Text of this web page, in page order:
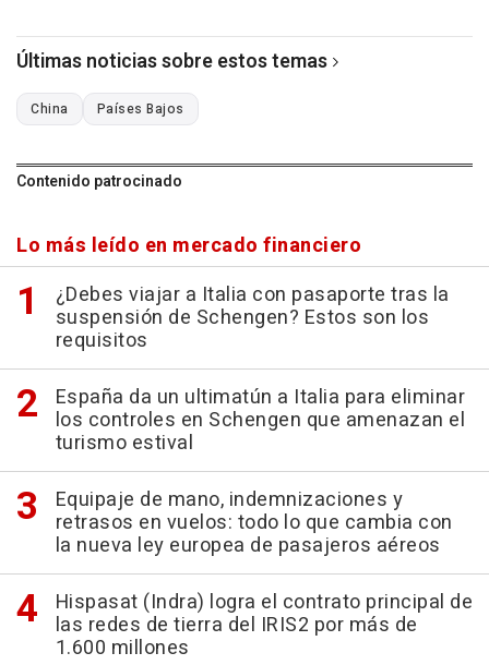
Últimas noticias sobre estos temas
China Países Bajos
Contenido patrocinado
Lo más leído en mercado financiero
¿Debes viajar a Italia con pasaporte tras la
suspensión de Schengen? Estos son los
requisitos
España da un ultimatún a Italia para eliminar
los controles en Schengen que amenazan el
turismo estival
Equipaje de mano, indemnizaciones y
retrasos en vuelos: todo lo que cambia con
la nueva ley europea de pasajeros aéreos
Hispasat (Indra) logra el contrato principal de
las redes de tierra del IRIS2 por más de
1.600 millones